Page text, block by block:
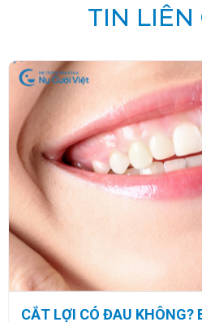
TIN LIÊN
CẮT LỢI CÓ ĐAU KHÔNG?